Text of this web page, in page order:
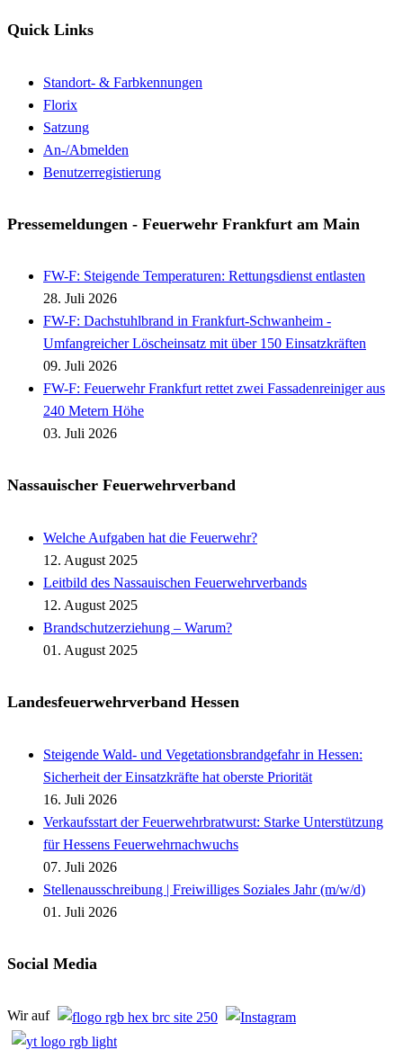
Quick Links
Standort- & Farbkennungen
Florix
Satzung
An-/Abmelden
Benutzerregistierung
Pressemeldungen - Feuerwehr Frankfurt am Main
FW-F: Steigende Temperaturen: Rettungsdienst entlasten
28. Juli 2026
FW-F: Dachstuhlbrand in Frankfurt-Schwanheim -
Umfangreicher Löscheinsatz mit über 150 Einsatzkräften
09. Juli 2026
FW-F: Feuerwehr Frankfurt rettet zwei Fassadenreiniger aus
240 Metern Höhe
03. Juli 2026
Nassauischer Feuerwehrverband
Welche Aufgaben hat die Feuerwehr?
12. August 2025
Leitbild des Nassauischen Feuerwehrverbands
12. August 2025
Brandschutzerziehung – Warum?
01. August 2025
Landesfeuerwehrverband Hessen
Steigende Wald- und Vegetationsbrandgefahr in Hessen:
Sicherheit der Einsatzkräfte hat oberste Priorität
16. Juli 2026
Verkaufsstart der Feuerwehrbratwurst: Starke Unterstützung
für Hessens Feuerwehrnachwuchs
07. Juli 2026
Stellenausschreibung | Freiwilliges Soziales Jahr (m/w/d)
01. Juli 2026
Social Media
Wir auf